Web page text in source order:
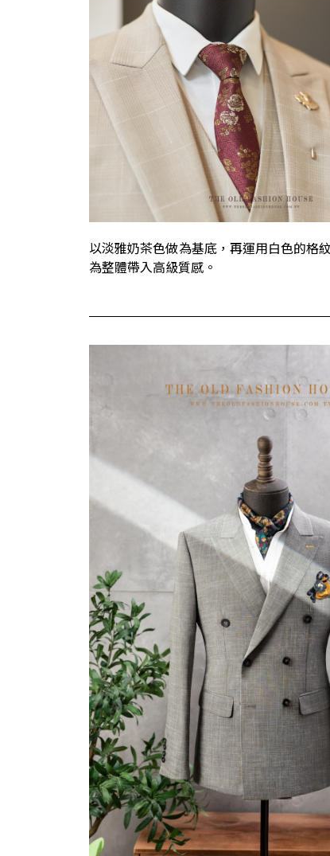
以淡雅奶茶色做為基底，再運用白色的格
為整體帶入高級質感。